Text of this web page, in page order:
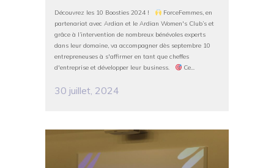
Découvrez les 10 Boosties 2024 !
ForceFemmes, en
partenariat avec Ardian et le Ardian Women's Club’s et
grâce à l’intervention de nombreux bénévoles experts
dans leur domaine, va accompagner dès septembre 10
entrepreneuses à s'affirmer en tant que cheffes
d'entreprise et développer leur business.
Ce...
30 juillet, 2024